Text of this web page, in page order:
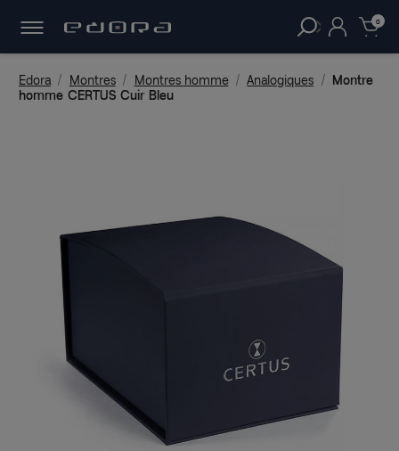
clear 0
Edora Montres Montres homme Analogiques
Montre
homme CERTUS Cuir Bleu